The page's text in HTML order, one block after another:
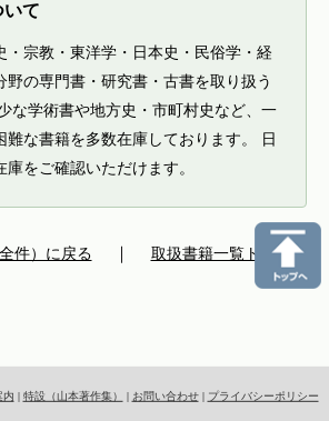
いて
・宗教・東洋学・日本史・民俗学・経
野の専門書・研究書・古書を取り扱う
な学術書や地方史・市町村史など、一
難な書籍を多数在庫しております。 日
をご確認いただけます。
件）に戻る 取扱書籍一覧トップ
内 | 特設（山本著作集） | お問い合わせ| プライバシーポリシー